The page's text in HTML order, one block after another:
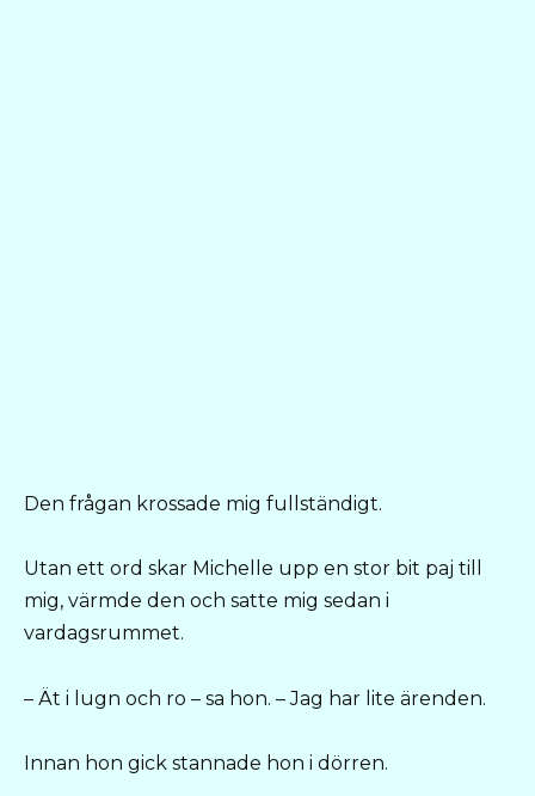
Den frågan krossade mig fullständigt.
Utan ett ord skar Michelle upp en stor bit paj till
mig, värmde den och satte mig sedan i
vardagsrummet.
– Ät i lugn och ro – sa hon. – Jag har lite ärenden.
Innan hon gick stannade hon i dörren.